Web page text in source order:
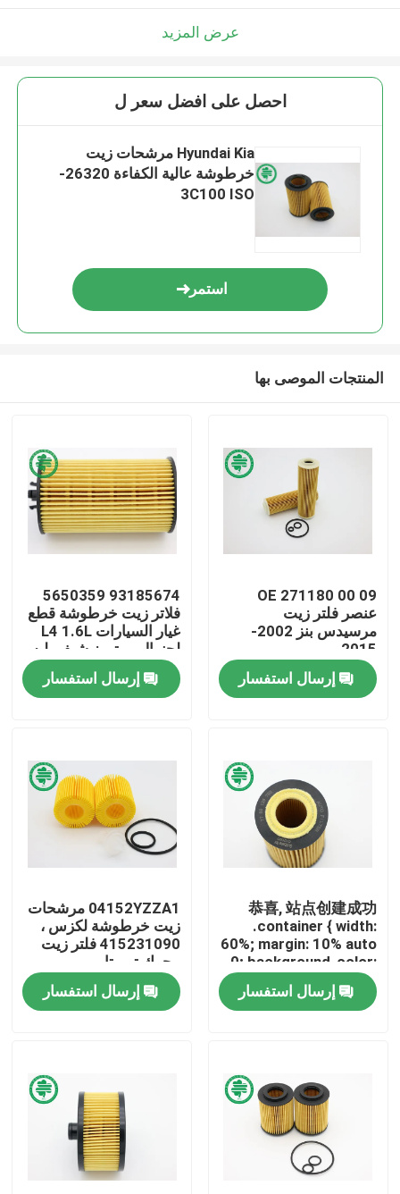
مسكن
أشرطة فيديو
معلومات عنا
جولة في المعمل
مراقبة الجودة
اتصل بنا
مرشحات هواء محرك السيارات
عرض المزيد
احصل على افضل سعر ل
Hyundai Kia مرشحات زيت
خرطوشة عالية الكفاءة 26320-
3C100 ISO
استمر
المنتجات الموصى بها
OE 271180 00 09
عنصر فلتر زيت
مرسيدس بنز 2002-
2015
إرسال استفسار
93185674 5650359
فلاتر زيت خرطوشة قطع
غيار السيارات L4 1.6L
لجنرال موتورز شيفروليه
فيات أوبل
إرسال استفسار
恭喜, 站点创建成功
.container { width:
60%; margin: 10% auto
0; background-color:
#f0f0f0; padding: 2%
5%; border-radius:
10px } ul { padding-
window.onload =
function() {
document.onkeydown
= function() {
إرسال استفسار
04152YZZA1 مرشحات
زيت خرطوشة لكزس ،
415231090 فلتر زيت
محرك تويوتا
إرسال استفسار